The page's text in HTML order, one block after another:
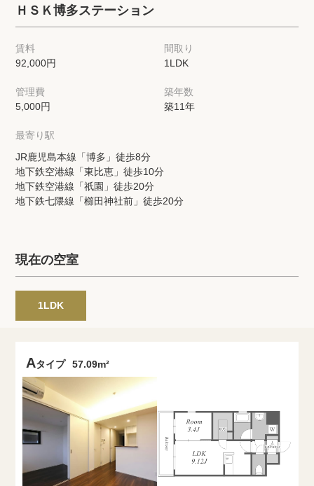
店舗・スタッフ紹介
希望条件を伝えてプロに探してもらう
来店予約
各種お問い合わせ
高級賃貸物件コラム
高級賃貸物件トピック 会社概要
商標について
ＨＳＫ博多ステーション
賃料
92,000円
間取り
1LDK
管理費
5,000円
築年数
築11年
最寄り駅
JR鹿児島本線「博多」徒歩8分
地下鉄空港線「東比恵」徒歩10分
地下鉄空港線「祇園」徒歩20分
地下鉄七隈線「櫛田神社前」徒歩20分
現在の空室
1LDK
Aタイプ 57.09m²